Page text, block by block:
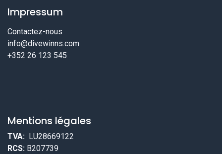
Impressum
Contactez-nous
info@divewinns.com
+352 26 123 545
Mentions légales
TVA: LU28669122
RCS: B207739